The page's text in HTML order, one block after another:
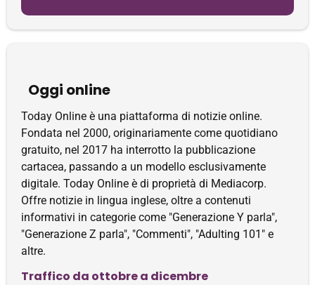
Oggi online
Today Online è una piattaforma di notizie online.
Fondata nel 2000, originariamente come quotidiano
gratuito, nel 2017 ha interrotto la pubblicazione
cartacea, passando a un modello esclusivamente
digitale. Today Online è di proprietà di Mediacorp.
Offre notizie in lingua inglese, oltre a contenuti
informativi in ​​categorie come "Generazione Y parla",
"Generazione Z parla", "Commenti", "Adulting 101" e
altre.
Traffico da ottobre a dicembre